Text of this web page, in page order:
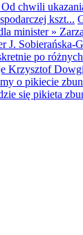
chwili
kszt...
minister»
J. Sobierańska-
po
Krzysztof
o pikiecie
się pikieta